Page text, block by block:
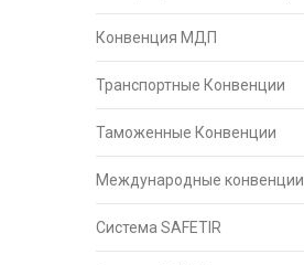
Конвенция МДП
Транспортные Конвенции
Таможенные Конвенции
Международные конвенции
Система SAFETIR